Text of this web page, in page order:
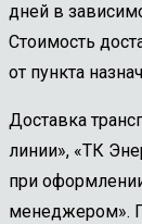
дней в
Стоимость
от пункта
Доставка
линии», «ТК
при
менеджером».